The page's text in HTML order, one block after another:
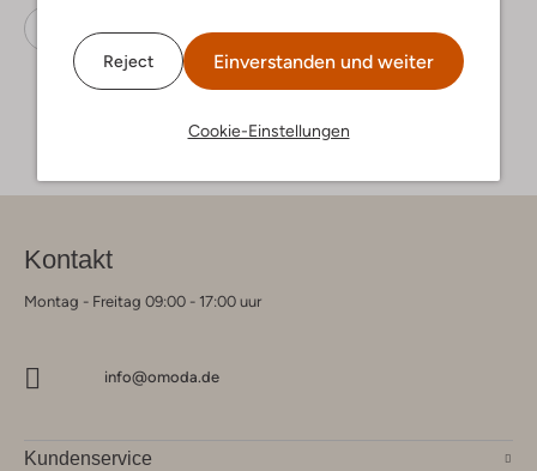
Reject Einverstanden und weiter
Cookie-Einstellungen
Espadrilles Ayana Wildleder
Kontakt
Montag - Freitag 09:00 - 17:00 uur
info@omoda.de
Kundenservice